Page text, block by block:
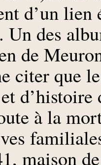
d’un
Un des
de
citer que
d’histoire
à la
maison